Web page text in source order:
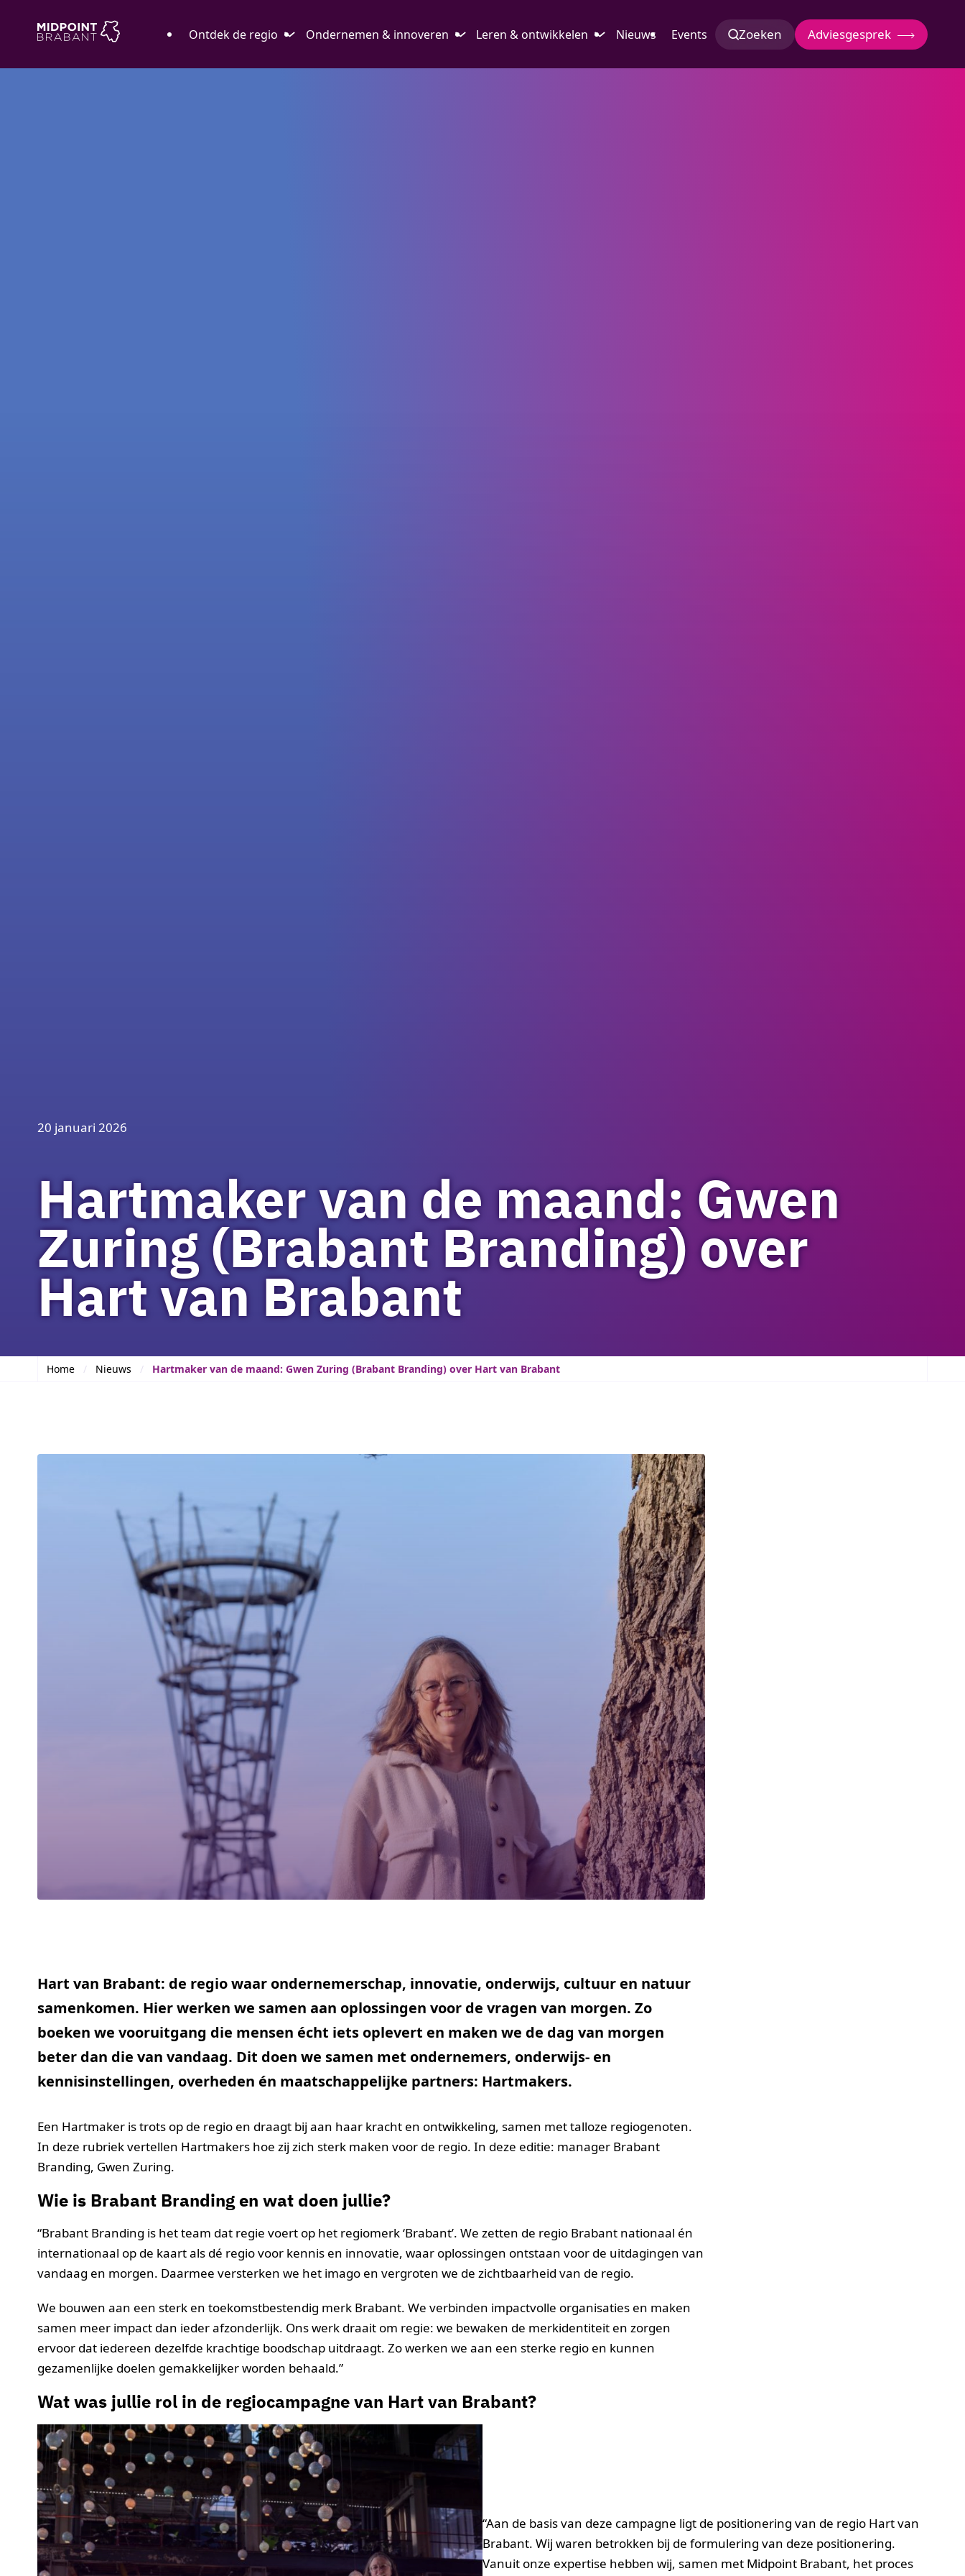
Ontdek de regio Ondernemen & innoveren Leren & ontwikkelen Nieuws Events Zoeken Adviesgesprek
20 januari 2026
Hartmaker van de maand: Gwen
Zuring (Brabant Branding) over
Hart van Brabant
Home Nieuws Hartmaker van de maand: Gwen Zuring (Brabant Branding) over Hart van Brabant
Hart van Brabant: de regio waar ondernemerschap, innovatie, onderwijs, cultuur en natuur
samenkomen. Hier werken we samen aan oplossingen voor de vragen van morgen. Zo
boeken we vooruitgang die mensen écht iets oplevert en maken we de dag van morgen
beter dan die van vandaag. Dit doen we samen met ondernemers, onderwijs- en
kennisinstellingen, overheden én maatschappelijke partners: Hartmakers.
Een Hartmaker is trots op de regio en draagt bij aan haar kracht en ontwikkeling, samen met talloze regiogenoten.
In deze rubriek vertellen Hartmakers hoe zij zich sterk maken voor de regio. In deze editie: manager Brabant
Branding, Gwen Zuring.
Wie is Brabant Branding en wat doen jullie?
“Brabant Branding is het team dat regie voert op het regiomerk ‘Brabant’. We zetten de regio Brabant nationaal én
internationaal op de kaart als dé regio voor kennis en innovatie, waar oplossingen ontstaan voor de uitdagingen van
vandaag en morgen. Daarmee versterken we het imago en vergroten we de zichtbaarheid van de regio.
We bouwen aan een sterk en toekomstbestendig merk Brabant. We verbinden impactvolle organisaties en maken
samen meer impact dan ieder afzonderlijk. Ons werk draait om regie: we bewaken de merkidentiteit en zorgen
ervoor dat iedereen dezelfde krachtige boodschap uitdraagt. Zo werken we aan een sterke regio en kunnen
gezamenlijke doelen gemakkelijker worden behaald.”
Wat was jullie rol in de regiocampagne van Hart van Brabant?
“Aan de basis van deze campagne ligt de positionering van de regio Hart van
Brabant. Wij waren betrokken bij de formulering van deze positionering.
Vanuit onze expertise hebben wij, samen met Midpoint Brabant, het proces